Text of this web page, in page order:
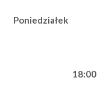
Poniedziałek
18:00